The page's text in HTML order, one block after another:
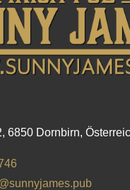
6850 Dornbirn,